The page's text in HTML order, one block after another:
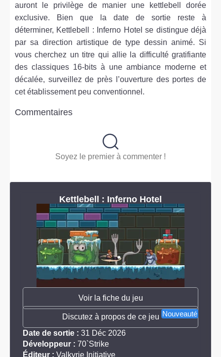
auront le privilège de manier une kettlebell dorée
exclusive. Bien que la date de sortie reste à
déterminer, Kettlebell : Inferno Hotel se distingue déjà
par sa direction artistique de type dessin animé. Si
vous cherchez un titre qui allie la difficulté gratifiante
des classiques 16-bits à une ambiance moderne et
décalée, surveillez de près l’ouverture des portes de
cet établissement peu conventionnel.
Commentaires
Soyez le premier à commenter !
Kettlebell : Inferno Hotel
Voir la fiche du jeu
Nouveauté
Discutez à propos de ce jeu
Date de sortie : 31 Déc 2026
Développeur : 70`Strike
Éditeur : Valkyrie Initiative